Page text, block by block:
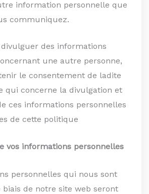
information personnelle que
communiquez.
des informations
une autre personne,
le consentement de ladite
qui concerne la divulgation et
ces informations personnelles
de cette politique
vos informations personnelles
personnelles qui nous sont
de notre site web seront